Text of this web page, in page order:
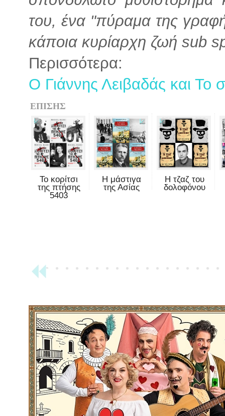
του, ένα "πύραμα της
κάποια κυρίαρχη ζωή sub
Περισσότερα:
Ο Γιάννης Λειβαδάς και
ΕΠΙΣΗΣ
Το κορίτσι
της πτήσης
5403
Η μάστιγα
της Ασίας
Η τζαζ του
δολοφόνου